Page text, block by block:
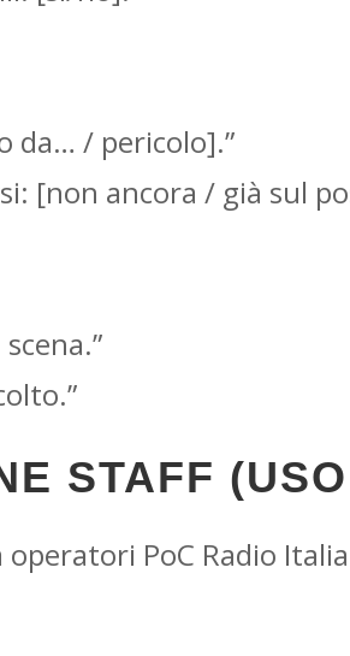
da… / pericolo].”
[non ancora / già sul
STAFF
PoC Radio